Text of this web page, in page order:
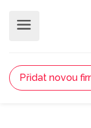
Přidat novou